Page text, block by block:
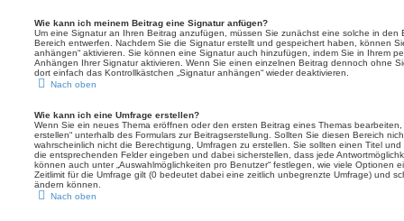
Wie kann ich meinem Beitrag eine Signatur anfügen?
Um eine Signatur an Ihren Beitrag anzufügen, müssen Sie zunächst eine solche in den
Bereich entwerfen. Nachdem Sie die Signatur erstellt und gespeichert haben, können
anhängen“ aktivieren. Sie können eine Signatur auch hinzufügen, indem Sie in Ihrem
Anhängen Ihrer Signatur aktivieren. Wenn Sie einen einzelnen Beitrag dennoch ohne
dort einfach das Kontrollkästchen „Signatur anhängen“ wieder deaktivieren.
Nach oben
Wie kann ich eine Umfrage erstellen?
Wenn Sie ein neues Thema eröffnen oder den ersten Beitrag eines Themas bearbeiten,
erstellen“ unterhalb des Formulars zur Beitragserstellung. Sollten Sie diesen Bereich
wahrscheinlich nicht die Berechtigung, Umfragen zu erstellen. Sie sollten einen Titel
die entsprechenden Felder eingeben und dabei sicherstellen, dass jede
können auch unter „Auswahlmöglichkeiten pro Benutzer“ festlegen, wie viele Optionen
Zeitlimit für die Umfrage gilt (0 bedeutet dabei eine zeitlich unbegrenzte Umfrage) und
ändern können.
Nach oben